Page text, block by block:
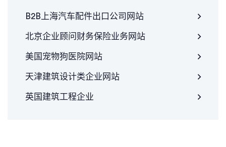
B2B上海汽车配件出口公司网站
北京企业顾问财务保险业务网站
美国宠物狗医院网站
天津建筑设计类企业网站
英国建筑工程企业